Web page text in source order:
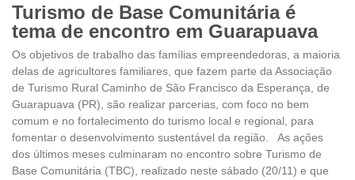
Turismo de Base Comunitária é
tema de encontro em Guarapuava
Os objetivos de trabalho das famílias empreendedoras, a maioria
delas de agricultores familiares, que fazem parte da Associação
de Turismo Rural Caminho de São Francisco da Esperança, de
Guarapuava (PR), são realizar parcerias, com foco no bem
comum e no fortalecimento do turismo local e regional, para
fomentar o desenvolvimento sustentável da região. As ações
dos últimos meses culminaram no encontro sobre Turismo de
Base Comunitária (TBC), realizado neste sábado (20/11) e que